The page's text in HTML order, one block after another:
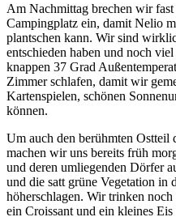
Am Nachmittag brechen wir
Campingplatz ein, damit Nelio
plantschen kann. Wir sind
entschieden haben und noch
knappen 37 Grad
Zimmer schlafen, damit wir
Kartenspielen, schönen
können.
Um auch den berühmten Ostteil
machen wir uns bereits früh
und deren umliegenden Dörfer
und die satt grüne Vegetation in
höherschlagen. Wir trinken noch
ein Croissant und ein kleines